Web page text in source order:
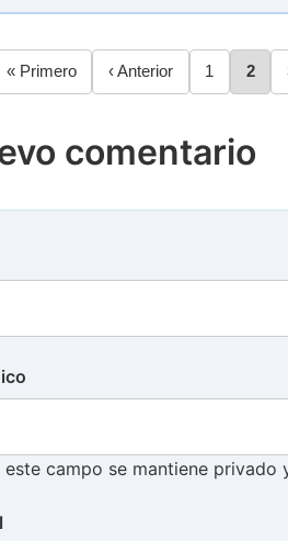
Primera
página
« Primero
Página
anterior
‹ Anterior Página
1 2
comentario
campo se mantiene privado